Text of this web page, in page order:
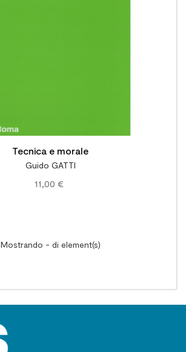
Tecnica e morale
Guido GATTI
11,00 €
Mostrando - di element(s)